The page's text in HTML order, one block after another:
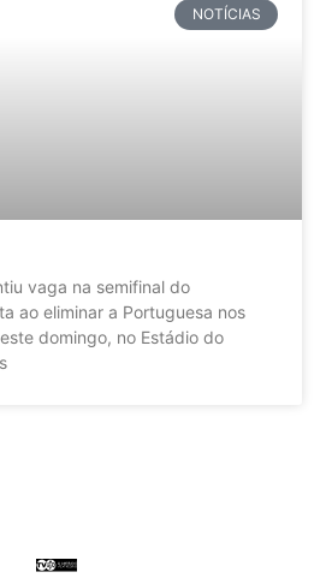
NOTÍCIAS
vaga na semifinal do
ao eliminar a Portuguesa nos
domingo, no Estádio do